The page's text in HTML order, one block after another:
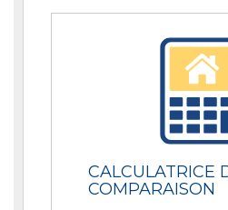
CALCULATRICE
COMPARAISON